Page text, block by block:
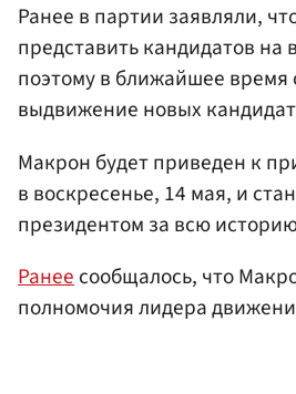
Ранее в партии заявляли,
представить кандидатов на
поэтому в ближайшее время
выдвижение новых
Макрон будет приведен к
в воскресенье, 14 мая, и
президентом за всю
Ранеесообщалось, что
полномочия лидера